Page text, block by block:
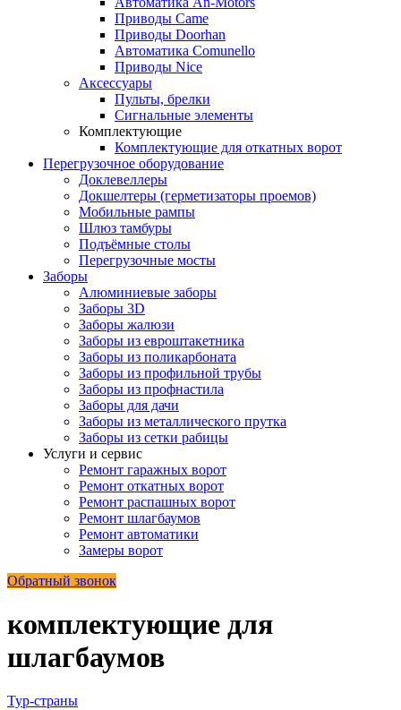
Приводы Came
Приводы Doorhan
Автоматика Comunello
Приводы Nice
Аксессуары
Пульты, брелки
Сигнальные элементы
Комплектующие
Комплектующие для откатных ворот
Перегрузочное оборудование
Доклевеллеры
Докшелтеры (герметизаторы проемов)
Мобильные рампы
Шлюз тамбуры
Подъёмные столы
Перегрузочные мосты
Заборы
Алюминиевые заборы
Заборы 3D
Заборы жалюзи
Заборы из евроштакетника
Заборы из поликарбоната
Заборы из профильной трубы
Заборы из профнастила
Заборы для дачи
Заборы из металлического прутка
Заборы из сетки рабицы
Услуги и сервис
Ремонт гаражных ворот
Ремонт откатных ворот
Ремонт распашных ворот
Ремонт шлагбаумов
Ремонт автоматики
Замеры ворот
Обратный звонок
комплектующие для
шлагбаумов
Тур-страны